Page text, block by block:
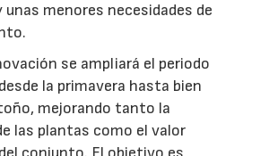
unas menores necesidades de
se ampliará el periodo
la primavera hasta bien
mejorando tanto la
las plantas como el valor